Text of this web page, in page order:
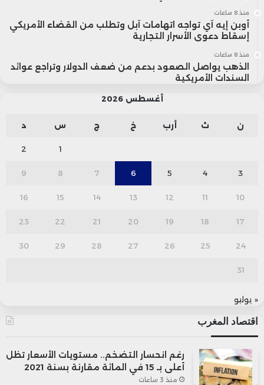
منذ 8 ساعات
أوبن إيه آي تواجه اتهامات آبل وتطلب من القضاء الأمريكي
إسقاط دعوى الأسرار التجارية
منذ 8 ساعات
الذهب يواصل الصعود بدعم من ضعف الدولار وتراجع عوائد
السندات الأمريكية
أغسطس 2026
ن ث أرب خ ج س د
1
2
3
4
5
6
7
8
9
10
11
12
13
14
15
16
17
18
19
20
21
22
23
24
25
26
27
28
29
30
31
« يوليو
اقتصاد المغرب
رغم انحسار التضخم.. مستويات الأسعار تظل
أعلى بـ 15 في المائة مقارنة بسنة 2021
منذ 3 ساعات